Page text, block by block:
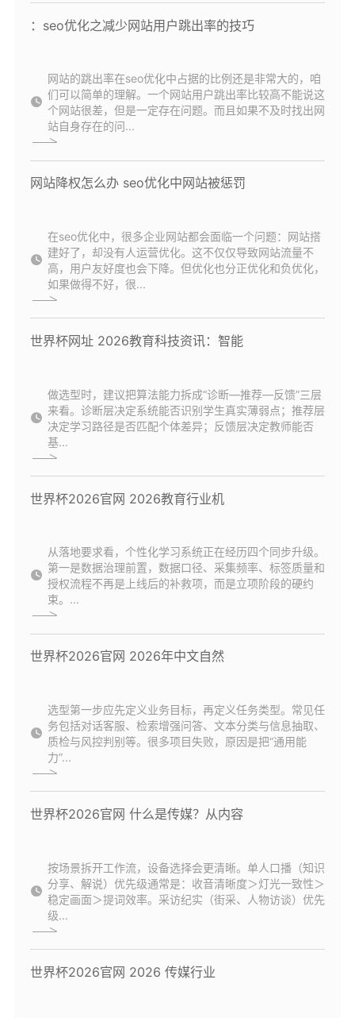
：seo优化之减少网站用户跳出率的技巧
网站的跳出率在seo优化中占据的比例还是非常大的，咱
们可以简单的理解。一个网站用户跳出率比较高不能说这
个网站很差，但是一定存在问题。而且如果不及时找出网
站自身存在的问...
网站降权怎么办 seo优化中网站被惩罚
在seo优化中，很多企业网站都会面临一个问题：网站搭
建好了，却没有人运营优化。这不仅仅导致网站流量不
高，用户友好度也会下降。但优化也分正优化和负优化，
如果做得不好，很...
世界杯网址 2026教育科技资讯：智能
做选型时，建议把算法能力拆成“诊断—推荐—反馈”三层
来看。诊断层决定系统能否识别学生真实薄弱点；推荐层
决定学习路径是否匹配个体差异；反馈层决定教师能否
基...
世界杯2026官网 2026教育行业机
从落地要求看，个性化学习系统正在经历四个同步升级。
第一是数据治理前置，数据口径、采集频率、标签质量和
授权流程不再是上线后的补救项，而是立项阶段的硬约
束。...
世界杯2026官网 2026年中文自然
选型第一步应先定义业务目标，再定义任务类型。常见任
务包括对话客服、检索增强问答、文本分类与信息抽取、
质检与风控判别等。很多项目失败，原因是把“通用能
力”...
世界杯2026官网 什么是传媒？从内容
按场景拆开工作流，设备选择会更清晰。单人口播（知识
分享、解说）优先级通常是：收音清晰度＞灯光一致性＞
稳定画面＞提词效率。采访纪实（街采、人物访谈）优先
级...
世界杯2026官网 2026 传媒行业